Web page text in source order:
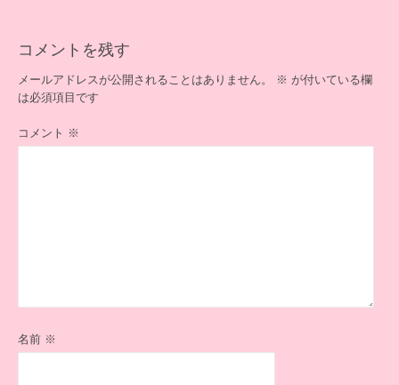
ョ
ン
コメントを残す
メールアドレスが公開されることはありません。 ※ が付いている欄
は必須項目です
コメント ※
名前 ※